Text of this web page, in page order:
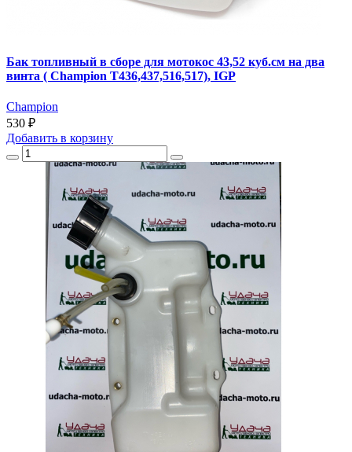
Бак топливный в сборе для мотокос 43,52 куб.см на два
винта ( Champion T436,437,516,517), IGP
Champion
530 ₽
Добавить в корзину